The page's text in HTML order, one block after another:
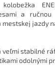
a
mestskej jazdy
veľmi stabilné
odolnými